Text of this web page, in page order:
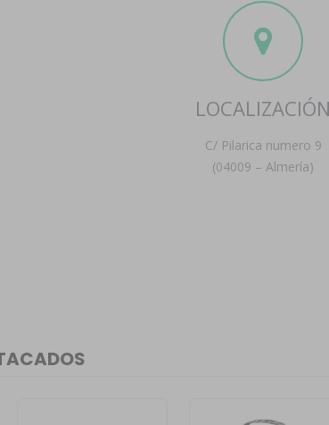
LOCALIZACIÓN
C/ Pilarica numero 9
(04009 – Almería)